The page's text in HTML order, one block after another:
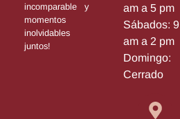
incomparable y
momentos
inolvidables
juntos!
am a 5 pm
Sábados: 9
am a 2 pm
Domingo:
Cerrado